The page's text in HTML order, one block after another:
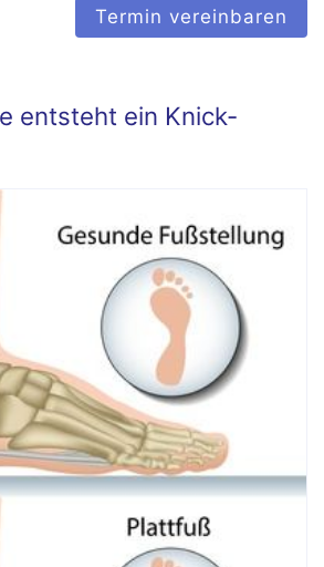
Termin vereinbaren
entsteht ein Knick-